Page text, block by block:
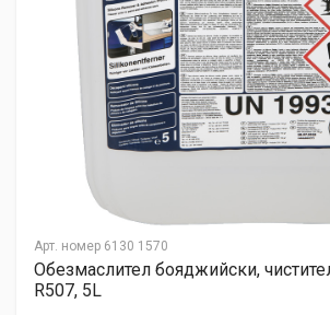
Арт. номер 6130 1570
Обезмаслител бояджийски,
R507, 5L